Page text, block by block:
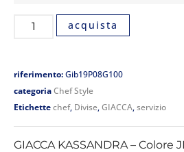
acquista
riferimento:Gib19P08G100
categoriaChef Style
Etichettechef, Divise,GIACCA,servizio
GIACCA KASSANDRA – Colore